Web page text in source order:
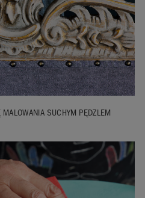
SUCHYM PĘDZLEM